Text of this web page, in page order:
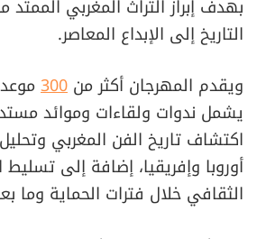
بهدف إبراز التراث المغربي
التاريخ إلى الإبداع المعاصر.
ويقدم المهرجان أكثر من 300
يشمل ندوات ولقاءات وموائد
اكتشاف تاريخ الفن المغربي
أوروبا وإفريقيا، إضافة إلى
الثقافي خلال فترات الحماية وما